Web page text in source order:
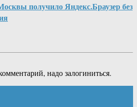
получило Яндекс.Браузер без
надо залогиниться.